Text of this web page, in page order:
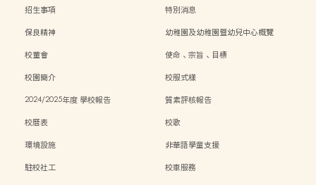
招生事項
特別消息
保良精神
幼稚園及幼稚園暨幼兒中心概覽
校董會
使命、宗旨、目標
校園簡介
校服式樣
2024/2025年度 學校報告
質素評核報告
校曆表
校歌
環境設施
非華語學童支援
駐校社工
校車服務